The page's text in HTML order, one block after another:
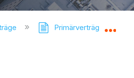
Primärverträge -